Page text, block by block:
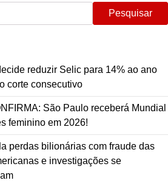
Pesquisar
reduzir Selic para 14% ao ano
corte consecutivo
São Paulo receberá Mundial
feminino em 2026!
perdas bilionárias com fraude das
e investigações se